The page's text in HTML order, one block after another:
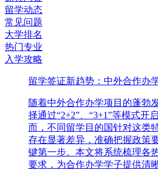
留学动态
常见问题
大学排名
热门专业
入学攻略
留学签证新趋势：中外合作办
随着中外合作办学项目的蓬勃
择通过“2+2”、“3+1”等模式开
而，不同留学目的国针对这类
存在显著差异，准确把握政策
键第一步。本文将系统梳理各
要求，为合作办学学子提供清